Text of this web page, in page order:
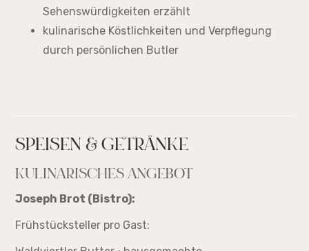
Sehenswürdigkeiten erzählt
kulinarische Köstlichkeiten und Verpflegung
durch persönlichen Butler
SPEISEN & GETRÄNKE
KULINARISCHES ANGEBOT
Joseph Brot (Bistro):
Frühstücksteller pro Gast: